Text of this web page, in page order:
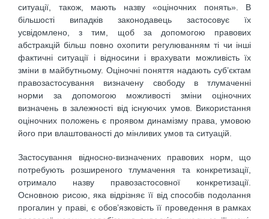
ситуації, також, мають назву «оціночних понять». В
більшості випадків законодавець застосовує їх
усвідомлено, з тим, щоб за допомогою правових
абстракцій більш повно охопити регулюванням ті чи інші
фактичні ситуації і відносини і врахувати можливість їх
зміни в майбутньому. Оціночні поняття надають суб’єктам
правозастосування визначену свободу в тлумаченні
норми за допомогою можливості зміни оціночних
визначень в залежності від існуючих умов. Використання
оціночних положень є проявом динамізму права, умовою
його при влаштованості до мінливих умов та ситуацій.
Застосування відносно-визначених правових норм, що
потребують розширеного тлумачення та конкретизації,
отримало назву правозастосовної конкретизації.
Основною рисою, яка відрізняє її від способів подолання
прогалин у праві, є обов’язковість її проведення в рамках